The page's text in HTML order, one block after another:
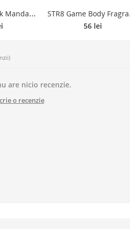
M
andarina Duck Mandarina Duck Eau de Toilette pentru femei 100 ml TR8
56 lei
are nicio recenzie.
o recenzie